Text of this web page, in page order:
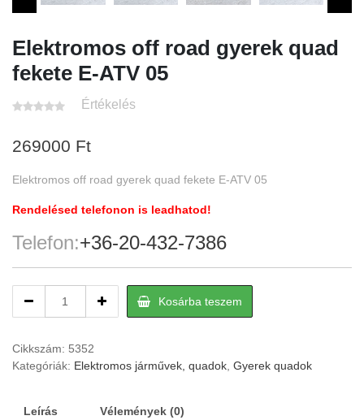
Elektromos off road gyerek quad
fekete E-ATV 05
Értékelés
269000 Ft
Elektromos off road gyerek quad fekete E-ATV 05
Rendelésed telefonon is leadhatod!
Telefon:+36-20-432-7386
gyerek
quad
ATV
Kosárba teszem
Cikkszám: 5352
Kategóriák: Elektromos járművek, quadok Gyerek quadok
Leírás Vélemények (0)